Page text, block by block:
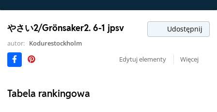
やさい2/Grönsaker2. 6-1 jpsv Udostępnij
autor: Kodurestockholm
Edytuj elementy
Więcej
Tabela rankingowa